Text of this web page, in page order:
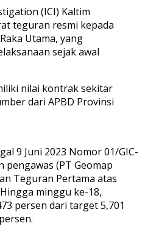
(ICI) Kaltim
teguran resmi kepada
Utama, yang
sejak awal
nilai kontrak sekitar
dari APBD Provinsi
9 Juni 2023 Nomor 01/GIC-
pengawas (PT Geomap
Teguran Pertama atas
minggu ke-18,
persen dari target 5,701